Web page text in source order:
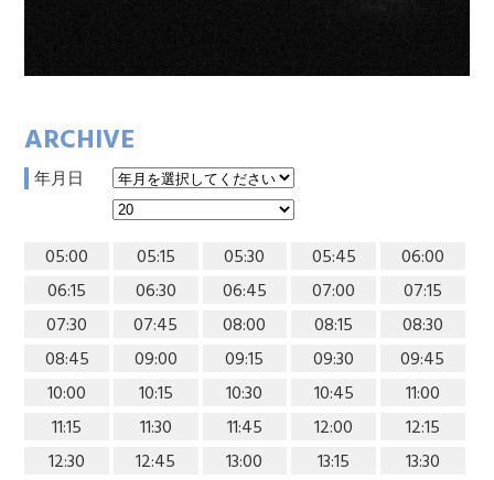
ARCHIVE
年月日
05:00 05:15 05:30 05:45
06:00
06:15
06:30 06:45 07:00
07:15
07:30
07:45 08:00 08:15
08:30
08:45
09:00 09:15 09:30
09:45
10:00
10:15 10:30 10:45
11:00
11:15
11:30 11:45 12:00
12:15
12:30
12:45 13:00 13:15
13:30